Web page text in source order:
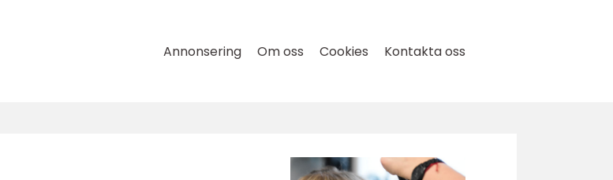
Annonsering Om oss Cookies Kontakta oss